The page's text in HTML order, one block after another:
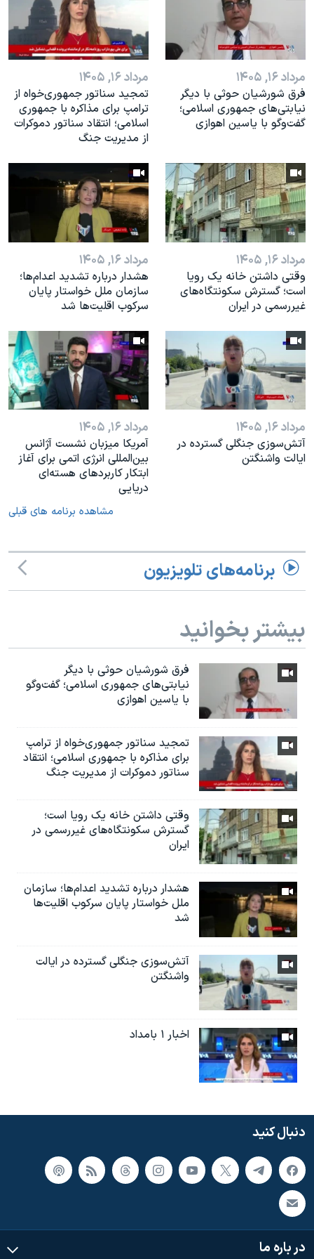
نرگس محمدی برنده جایزه نوبل صلح
همایش محافظه‌کاران آمریکا «سی‌پک»
صفحه‌های ویژه
سفر پرزیدنت ترامپ به چین
مرداد ۱۶, ۱۴۰۵
فرق شورشیان حوثی با دیگر
نیابتی‌های جمهوری اسلامی؛
گفت‌وگو با یاسین اهوازی
مرداد ۱۶, ۱۴۰۵
تمجید سناتور جمهوری‌خواه از
ترامپ برای مذاکره با جمهوری
اسلامی؛ انتقاد سناتور دموکرات
از مدیریت جنگ
مرداد ۱۶, ۱۴۰۵
وقتی داشتن خانه یک رویا
است؛ گسترش سکونتگاه‌های
غیررسمی در ایران
مرداد ۱۶, ۱۴۰۵
هشدار درباره تشدید اعدام‌ها؛
سازمان ملل خواستار پایان
سرکوب اقلیت‌ها شد
مرداد ۱۶, ۱۴۰۵
آتش‌سوزی جنگلی گسترده در
ایالت واشنگتن
مرداد ۱۶, ۱۴۰۵
آمریکا میزبان نشست آژانس
بین‌المللی انرژی اتمی برای آغاز
ابتکار کاربردهای هسته‌ای
دریایی
مشاهده برنامه های قبلی
برنامه‌های تلویزیون
بیشتر بخوانید
فرق شورشیان حوثی با دیگر
نیابتی‌های جمهوری اسلامی؛ گفت‌وگو
با یاسین اهوازی
تمجید سناتور جمهوری‌خواه از ترامپ
برای مذاکره با جمهوری اسلامی؛ انتقاد
سناتور دموکرات از مدیریت جنگ
وقتی داشتن خانه یک رویا است؛
گسترش سکونتگاه‌های غیررسمی در
ایران
هشدار درباره تشدید اعدام‌ها؛ سازمان
ملل خواستار پایان سرکوب اقلیت‌ها
شد
آتش‌سوزی جنگلی گسترده در ایالت
واشنگتن
اخبار ۱ بامداد
دنبال کنید
در باره ما